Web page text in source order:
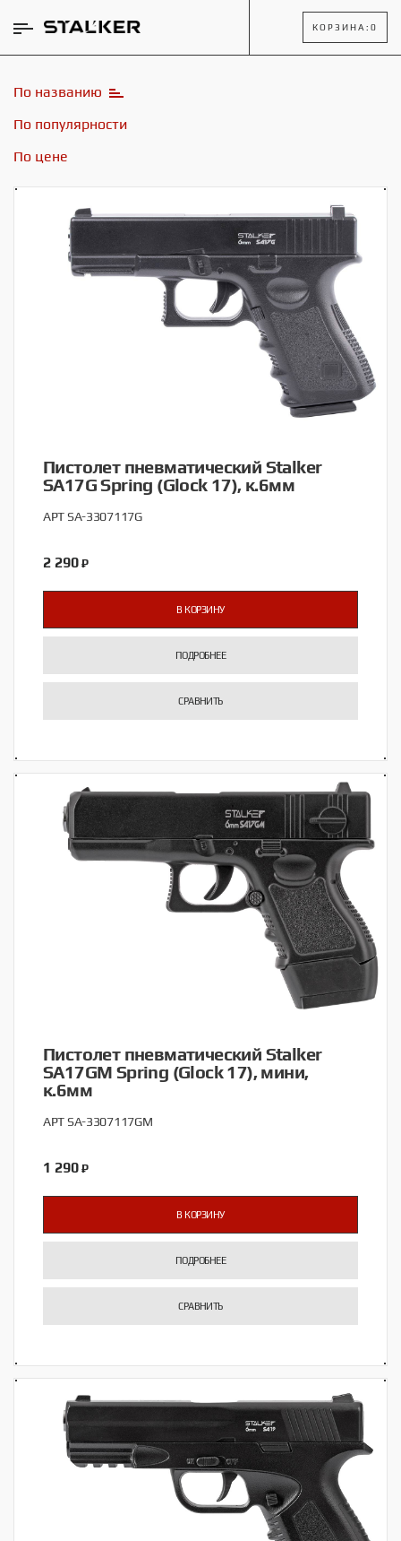
КОРЗИНА: 0
По названию
По популярности
По цене
Пистолет пневматический Stalker
SA17G Spring (Glock 17), к.6мм
АРТ SA-3307117G
2 290 ₽
В КОРЗИНУ
ПОДРОБНЕЕ
СРАВНИТЬ
Пистолет пневматический Stalker
SA17GM Spring (Glock 17), мини,
к.6мм
АРТ SA-3307117GM
1 290 ₽
В КОРЗИНУ
ПОДРОБНЕЕ
СРАВНИТЬ